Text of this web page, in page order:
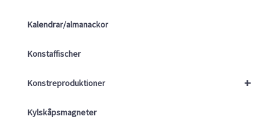
Kalendrar/almanackor
Konstaffischer
+
Konstreproduktioner
Kylskåpsmagneter